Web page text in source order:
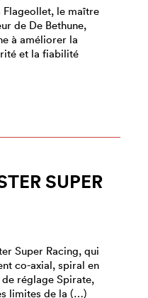
Flageollet, le maître
de De Bethune,
à améliorer la
et la fiabilité
SUPER
Super Racing, qui
co-axial, spiral en
réglage Spirate,
limites de la (…)